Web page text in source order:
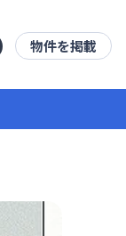
物件を掲載